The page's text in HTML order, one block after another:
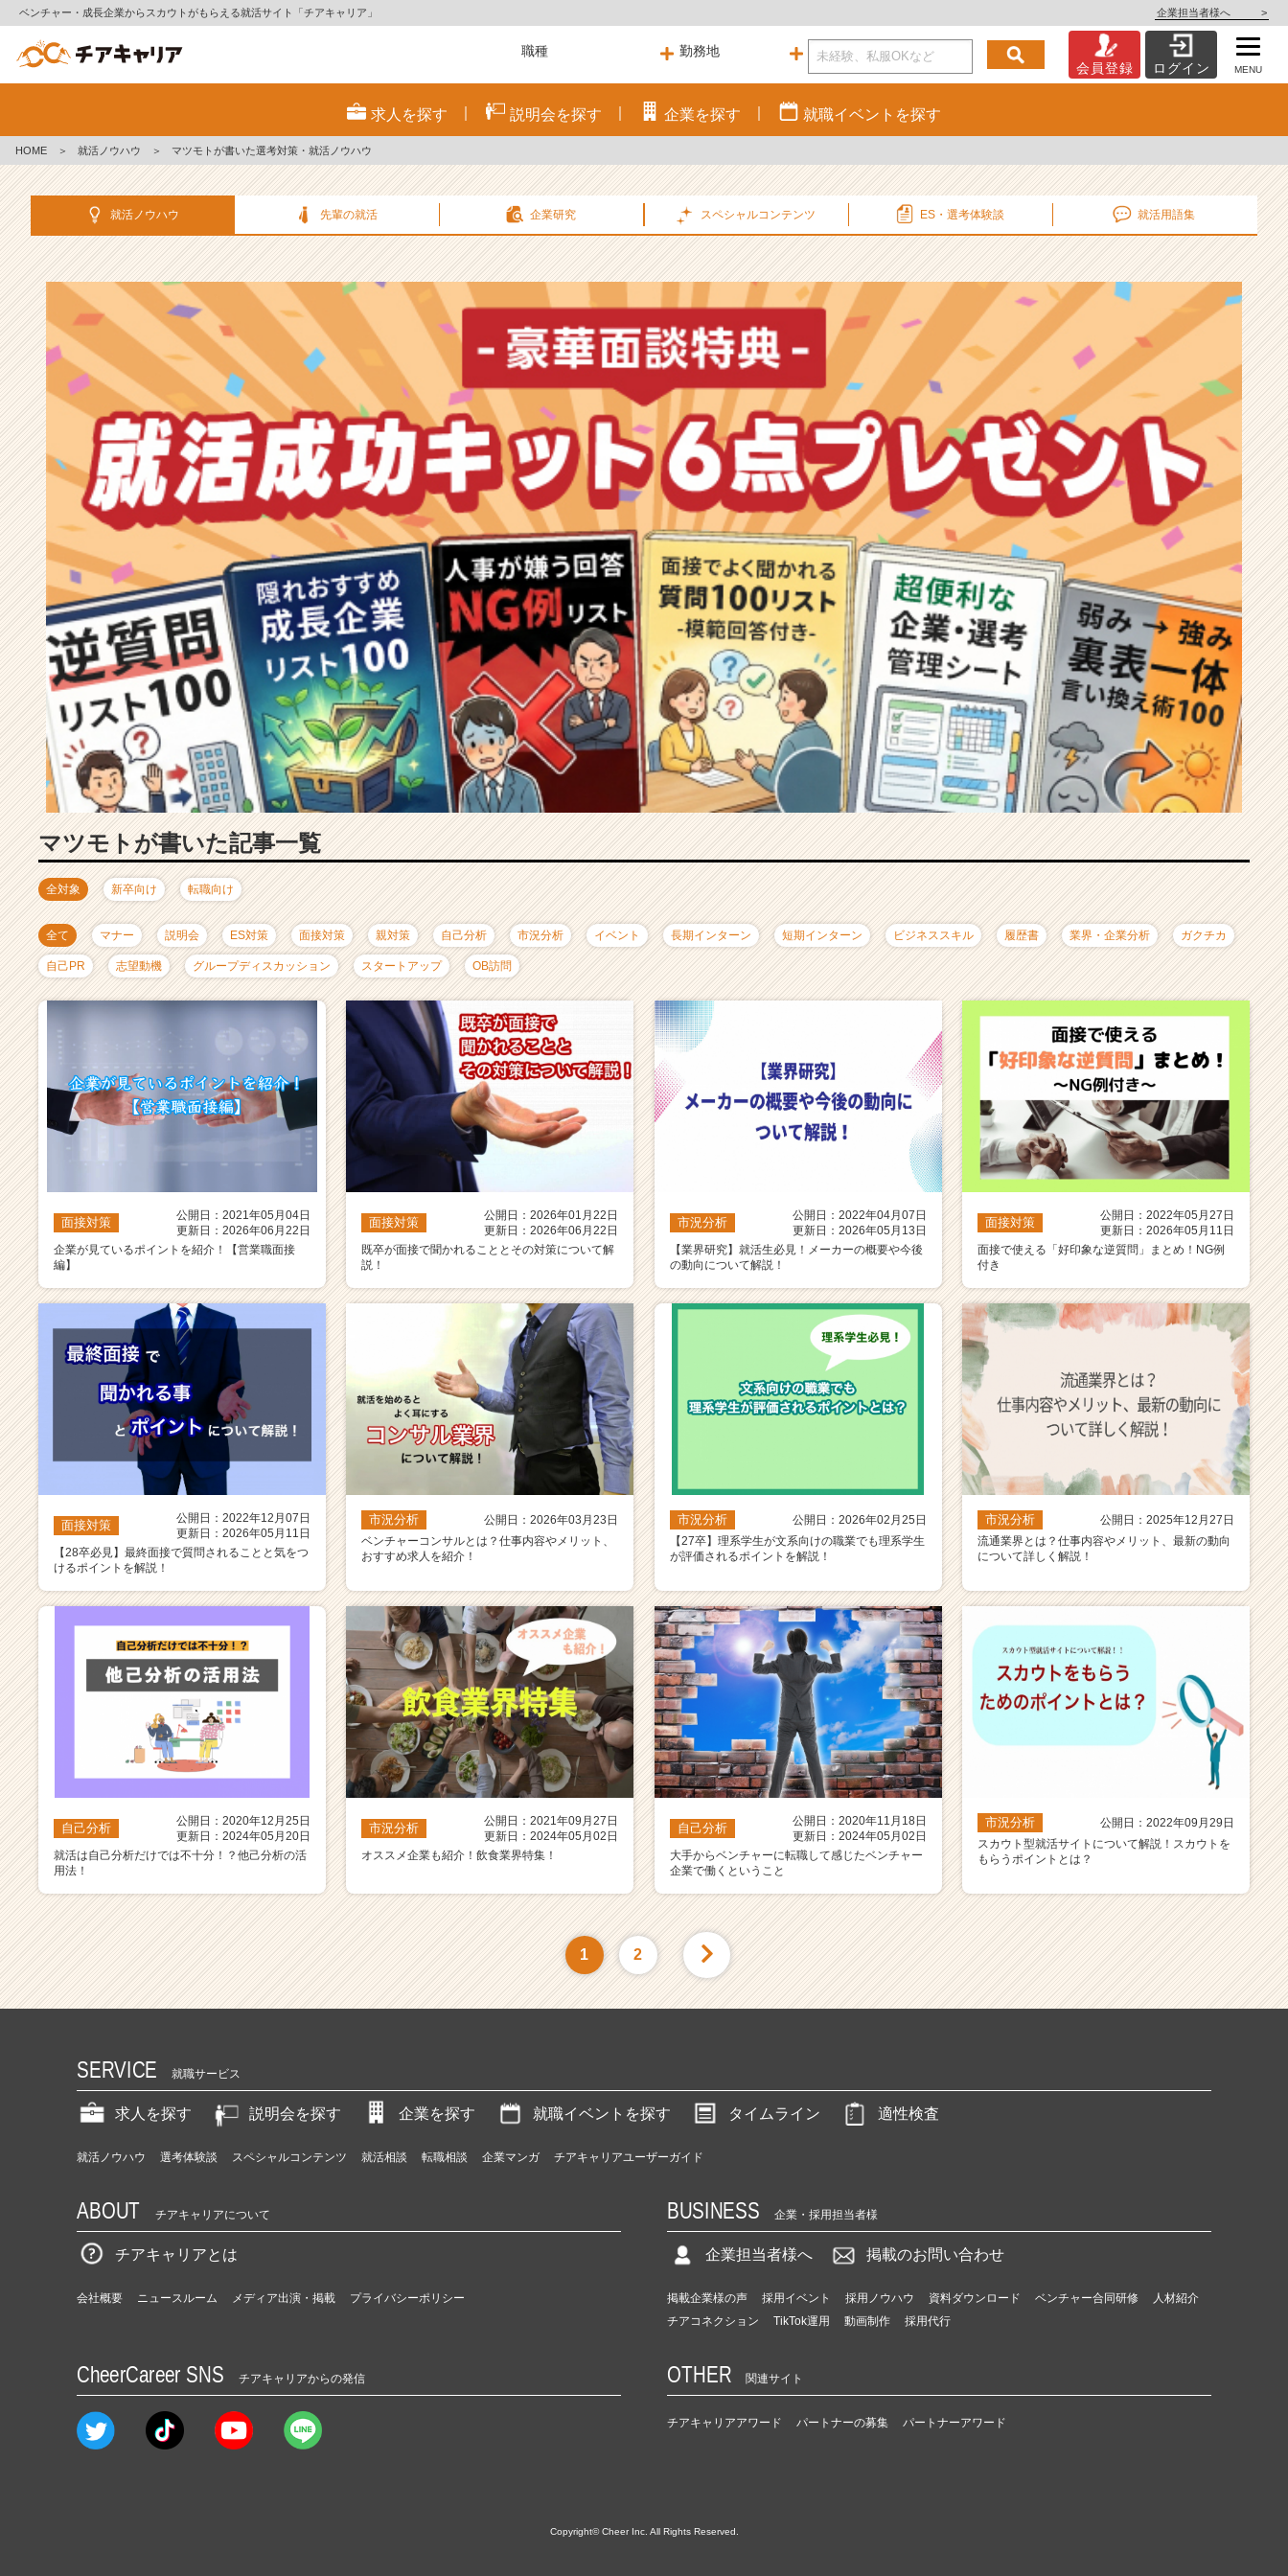
ベンチャー・成長企業からスカウトがもらえる就活サイト「チアキャリア」 企業担当者様へ >
策・
就
ノ
ハ
記
事
|
ベ
ン
チ
ー・
成
長
企
業
か
ら
カ
ウ
ト
が
届
く
就
サ
イ
ト
チ
キ
ャ
リ
ア
（C
h
e
e
r
e
e
r）
会員登録 ログイン MENU
求人を探す 説明会を探す 企業を探す 就職イベント を探す
HOME ＞ 就活ノウハウ ＞ マツモトが書いた選考対策・就活ノウハウ
就活ノウハウ 先輩の就活 企業研究 スペシャルコンテンツ ES・選考体験談 就活用語集
マツモトが書いた記事一覧
全対象 新卒向け 転職向け
全て マナー 説明会 ES対策 面接対策 親対策 自己分析 市況分析 イベント 長期インターン 短期インターン ビジネススキル 履歴書 業界・企業分析 ガクチカ
自己PR 志望動機 グループディスカッション スタートアップ OB訪問
面接対策
公開日：2021年05月04日
更新日：2026年06月22日
企業が見ているポイントを紹介！【営業職面接
編】
面接対策
公開日：2026年01月22日
更新日：2026年06月22日
既卒が面接で聞かれることとその対策について解
説！
市況分析
公開日：2022年04月07日
更新日：2026年05月13日
【業界研究】就活生必見！メーカーの概要や今後
の動向について解説！
面接対策
公開日：2022年05月27日
更新日：2026年05月11日
面接で使える「好印象な逆質問」まとめ！NG例
付き
面接対策
公開日：2022年12月07日
更新日：2026年05月11日
【28卒必見】最終面接で質問されることと気をつ
けるポイントを解説！
市況分析
公開日：2026年03月23日
ベンチャーコンサルとは？仕事内容やメリット、
おすすめ求人を紹介！
市況分析
公開日：2026年02月25日
【27卒】理系学生が文系向けの職業でも理系学生
が評価されるポイントを解説！
市況分析
公開日：2025年12月27日
流通業界とは？仕事内容やメリット、最新の動向
について詳しく解説！
自己分析
公開日：2020年12月25日
更新日：2024年05月20日
就活は自己分析だけでは不十分！？他己分析の活
用法！
市況分析
公開日：2021年09月27日
更新日：2024年05月02日
オススメ企業も紹介！飲食業界特集！
自己分析
公開日：2020年11月18日
更新日：2024年05月02日
大手からベンチャーに転職して感じたベンチャー
企業で働くということ
市況分析
公開日：2022年09月29日
スカウト型就活サイトについて解説！スカウトを
もらうポイントとは？
1 2
SERVICE 就職サービス
求人を探す 説明会を探す 企業を探す 就職イベントを探す タイムライン 適性検査
就活ノウハウ 選考体験談 スペシャルコンテンツ 就活相談 転職相談 企業マンガ チアキャリアユーザーガイド
ABOUT チアキャリアについて
チアキャリアとは
会社概要 ニュースルーム メディア出演・掲載 プライバシーポリシー
BUSINESS 企業・採用担当者様
企業担当者様へ 掲載のお問い合わせ
掲載企業様の声 採用イベント 採用ノウハウ 資料ダウンロード ベンチャー合同研修
人材紹介
チアコネクション
TikTok運用 動画制作 採用代行
CheerCareer SNS チアキャリアからの発信 OTHER 関連サイト
チアキャリアアワード パートナーの募集 パートナーアワード
Copyright© Cheer Inc. All Rights Reserved.